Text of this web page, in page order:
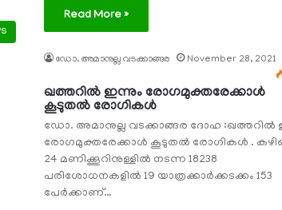
Read More »
ഡോ. അമാനുല്ല വടക്കാങ്ങര
November 28, 2021
ഖത്തറില്‍ ഇന്നും രോഗമുക്തരേക്കാള്‍
കൂടുതല്‍ രോഗികള്‍
ഡോ. അമാനുല്ല വടക്കാങ്ങര ദോഹ :ഖത്തറില്‍
രോഗമുക്തരേക്കാള്‍ കൂടുതല്‍ രോഗികള്‍ .
24 മണിക്കൂറിനുള്ളില്‍ നടന്ന 18238
പരിശോധനകളില്‍ 19 യാത്രക്കാര്‍ക്കടക്കം 153
പേര്‍ക്കാണ്…